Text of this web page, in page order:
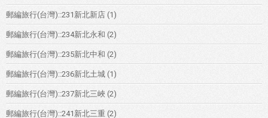
郵編旅行(台灣)::231新北新店 (1)
郵編旅行(台灣)::234新北永和 (2)
郵編旅行(台灣)::235新北中和 (2)
郵編旅行(台灣)::236新北土城 (1)
郵編旅行(台灣)::237新北三峽 (2)
郵編旅行(台灣)::241新北三重 (2)